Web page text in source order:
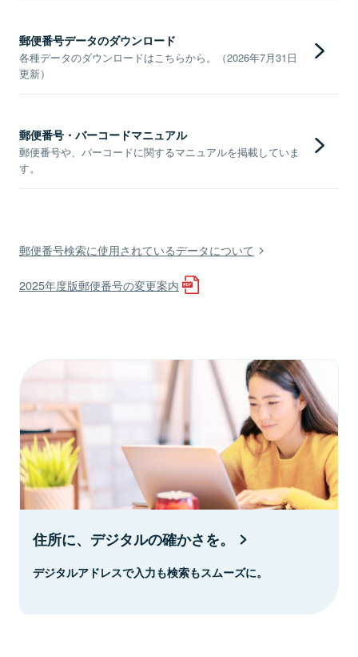
郵便番号データのダウンロード
各種データのダウンロードはこちらから。（2026年7月31日
更新）
郵便番号・バーコードマニュアル
郵便番号や、バーコードに関するマニュアルを掲載していま
す。
郵便番号検索に使用されているデータについて
2025年度版郵便番号の変更案内
住所に、デジタルの確かさを。
デジタルアドレスで入力も検索もスムーズに。